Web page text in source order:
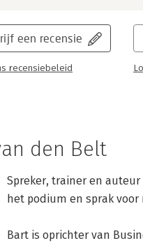
een recensie
recensiebeleid
den Belt
Spreker, trainer en
het podium en sprak
Bart is oprichter van